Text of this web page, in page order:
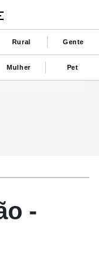
Rural Gente
Mulher Pet
-